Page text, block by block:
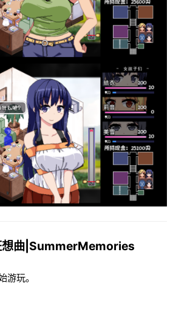
想曲|SummerMemories
游玩。